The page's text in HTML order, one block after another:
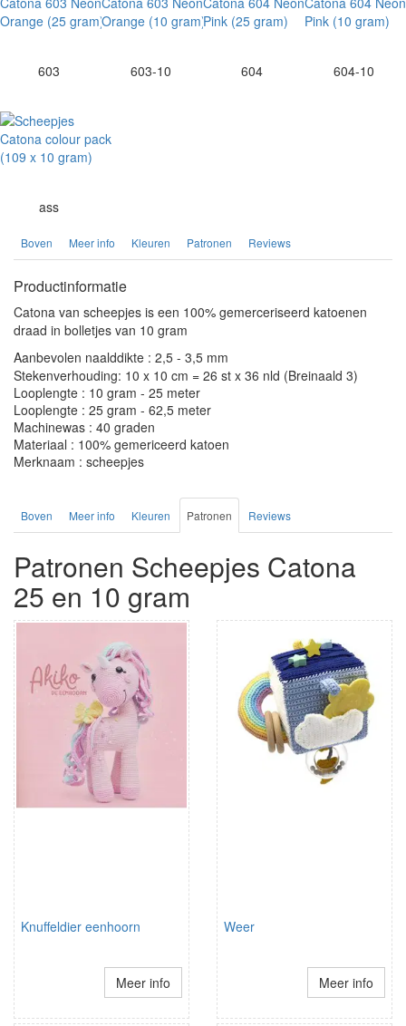
603 603-10 604 604-10
ass
Boven Meer info Kleuren Patronen Reviews
Productinformatie
Catona van scheepjes is een 100% gemerceriseerd katoenen
draad in bolletjes van 10 gram
Aanbevolen naalddikte : 2,5 - 3,5 mm
Stekenverhouding: 10 x 10 cm = 26 st x 36 nld (Breinaald 3)
Looplengte : 10 gram - 25 meter
Looplengte : 25 gram - 62,5 meter
Machinewas : 40 graden
Materiaal : 100% gemericeerd katoen
Merknaam : scheepjes
Boven Meer info Kleuren Patronen Reviews
Patronen Scheepjes Catona
25 en 10 gram
Knuffeldier eenhoorn
Meer info
Weer
Meer info